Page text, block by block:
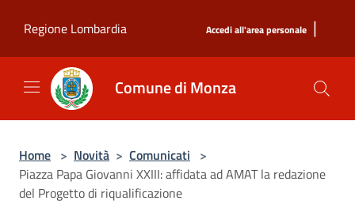
Regione Lombardia
Accedi all'area personale |
Comune di Monza
Home > Novità > Comunicati >
Piazza Papa Giovanni XXIII: affidata ad AMAT la redazione
del Progetto di riqualificazione